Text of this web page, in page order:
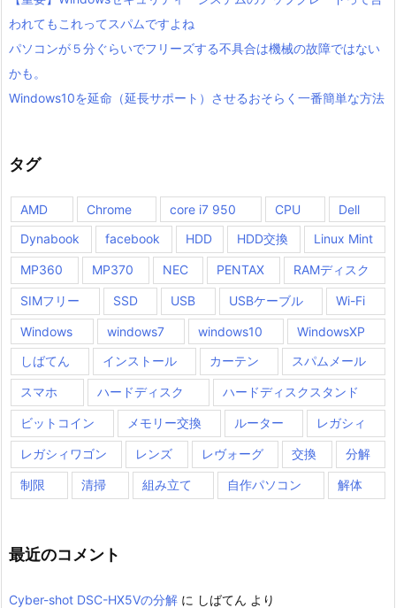
われてもこれってスパムですよね
パソコンが５分ぐらいでフリーズする不具合は機械の故障ではない
かも。
Windows10を延命（延長サポート）させるおそらく一番簡単な方法
タグ
AMD Chrome core i7 950 CPU
Dell
Dynabook
facebook HDD HDD交換 Linux Mint
MP360 MP370 NEC PENTAX RAMディスク
SIMフリー SSD USB USBケーブル Wi-Fi
Windows windows7 windows10
WindowsXP
しばてん
インストール カーテン スパムメール
スマホ ハードディスク ハードディスクスタンド
ビットコイン メモリー交換 ルーター レガシィ
レガシィワゴン レンズ レヴォーグ 交換 分解
制限 清掃 組み立て 自作パソコン 解体
最近のコメント
Cyber-shot DSC-HX5Vの分解 に しばてん より